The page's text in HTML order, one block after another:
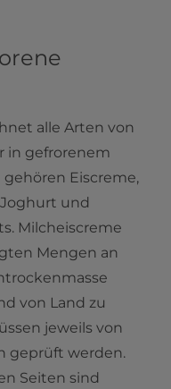
alle Arten von
in gefrorenem
Eiscreme,
und
Milcheiscreme
Mengen an
von Land zu
jeweils von
geprüft werden.
Seiten sind